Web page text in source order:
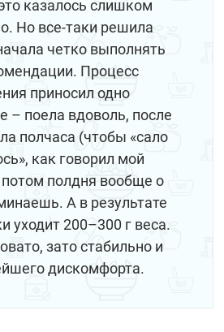
казалось слишком
Но все-таки решила
четко выполнять
Процесс
приносил одно
– поела вдоволь, после
полчаса (чтобы «сало
как говорил мой
полдня вообще о
А в результате
уходит 200–300 г веса.
зато стабильно и
дискомфорта.